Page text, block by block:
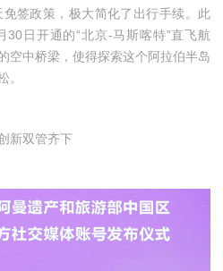
签政策，极大简化了出行手续。此
日开通的“北京-马斯喀特”直飞航
空中桥梁，使得探索这个阿拉伯半岛
。
新双管齐下